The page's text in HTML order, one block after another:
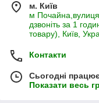
м. Київ
м
дзвоніть за 1
товару), Київ,
Контакти
Сьогодні
Показати весь